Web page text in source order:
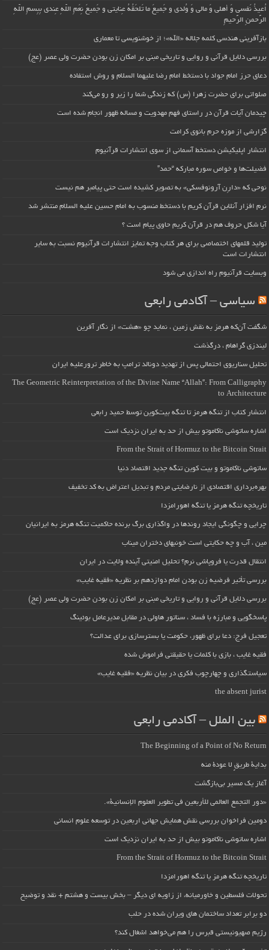
اُعیذُ نَفسی وَ أهلی وَ مالی وَ وُلدی و جَمیعَ ما تَلحَقُهُ عِنایتی و جَمیعَ نِعَمِ اللّهِ عِندی بِبِسمِ اللّهِ
الرَّحمنِ الرَّحیمِ
بازآفرینی هندسی کلمه جلاله «الله»؛ از خوشنویسی تا معماری
بررسی دلایل قرآنی و روایی و تاریخی مبنی بر امکان زن بودن حضرت ولی عصر (عج)
دعای حرز امام جواد با دستخط امام رضا علیهما السلام و روش استفاده
صلواتی برای حضرت زهرا (س) که زندگی شما را زیر و رو می‌کند
چیدمان آیات قرآن در راستای فهم مهدویت و مساله ظهور انجام شده است
گزارشی از موزه حرم بانوی کرامت
انتشار اپلیکیشن دستخط آسمانی از سوی انتشارات قرآنیوم
فضیلت‌ها و خواص سوره مبارکه “حمد”
نوحی که «دارِن آرونوفسکی» به تصویر کشیده است حتی پیامبر هم نیست
نرم افزار آنلاین قرآن کریم با دستخط منسوب به امام حسین علیه السلام منتشر شد
آیا شکل حروف هم در قرآن کریم حاوی پیام است ؟
تولید قلمهای اختصاصی برای هر کتاب وجه تمایز انتشارات قرآنیوم نسبت به سایر
انتشارات است
وبسایت قرآنیوم راه اندازی می شود
سیاسی – آکادمی رابعی
شگفت آن‌که هرمز به نقش زمین ، نماید چو «هشت» از نگار آفرین
لیندزی گراهام ، درگذشت
تحلیل سناریوی احتمالی پس از تهدید دونالد ترامپ به خاطر ترورعلیه ایران
The Geometric Reinterpretation of the Divine Name “Allah”: From Calligraphy
to Architecture
انتشار کتاب از تنگه هرمز تا تنگه بیت‌کوین توسط حمید رابعی
اشاره ساتوشی ناکاموتو بیش از حد به ایران نزدیک است
From the Strait of Hormuz to the Bitcoin Strait
ساتوشی ناکاموتو و بیت کوین تنگه جدید اقتصاد دنیا
بهره‌برداری اقتصادی از نارضایتی مردم و تبدیل اعتراض به کد تخفیف
تاریخچه تنگه هرمز یا تنگه اهورامزدا
چرایی و چگونگی ایجاد روندها در واگذاری برگ برنده حاکمیت تنگه هرمز به ایرانیان
مین ، آب و چه حکایتی است خونبهای دختران میناب
انتقال قدرت یا فروپاشی نرم؟ تحلیل امنیتی آینده ولایت در ایران
بررسی تأثیر فرضیه زن بودن امام دوازدهم بر نظریه «فقیه غایب»
بررسی دلایل قرآنی و روایی و تاریخی مبنی بر امکان زن بودن حضرت ولی عصر (عج)
پاسخگویی و مبارزه با فساد ، سناتور هاولی در مقابل مدیرعامل بوئینگ
تعجیل فرج: دعا برای ظهور، حکومت یا بسترسازی برای عدالت؟
فقیه غایب ، بازی با کلمات یا حقیقتی فراموش شده
سیاستگذاری و چهارچوب فکری در بیان نظریه «فقیه غایب»
the absent jurist
بین الملل – آکادمی رابعی
The Beginning of a Point of No Return
بداية طريقٍ لا عودة منه
آغاز یک مسیر بی‌بازگشت
«دور التجمع العالمي للأربعين في تطوير العلوم الإنسانية».
دومین فراخوان بررسی نقش همایش جهانی اربعین در توسعه علوم انسانی
اشاره ساتوشی ناکاموتو بیش از حد به ایران نزدیک است
From the Strait of Hormuz to the Bitcoin Strait
تاریخچه تنگه هرمز یا تنگه اهورامزدا
تحولات فلسطین و خاورمیانه، از زاویه ای دیگر – بخش بیست و هشتم + نقد و توضیح
دو برابر تعداد ساختمان های ویران شده در حلب
رژیم صهیونیستی قبرس را هم می‌خواهد اشغال کند؟